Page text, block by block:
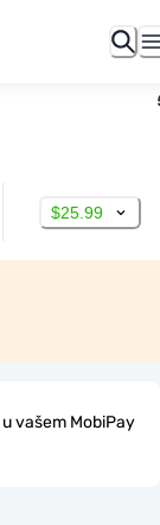
$25.99
u vašem MobiPay